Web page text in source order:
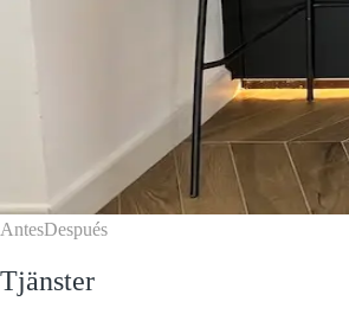
AntesDespués
Tjänster